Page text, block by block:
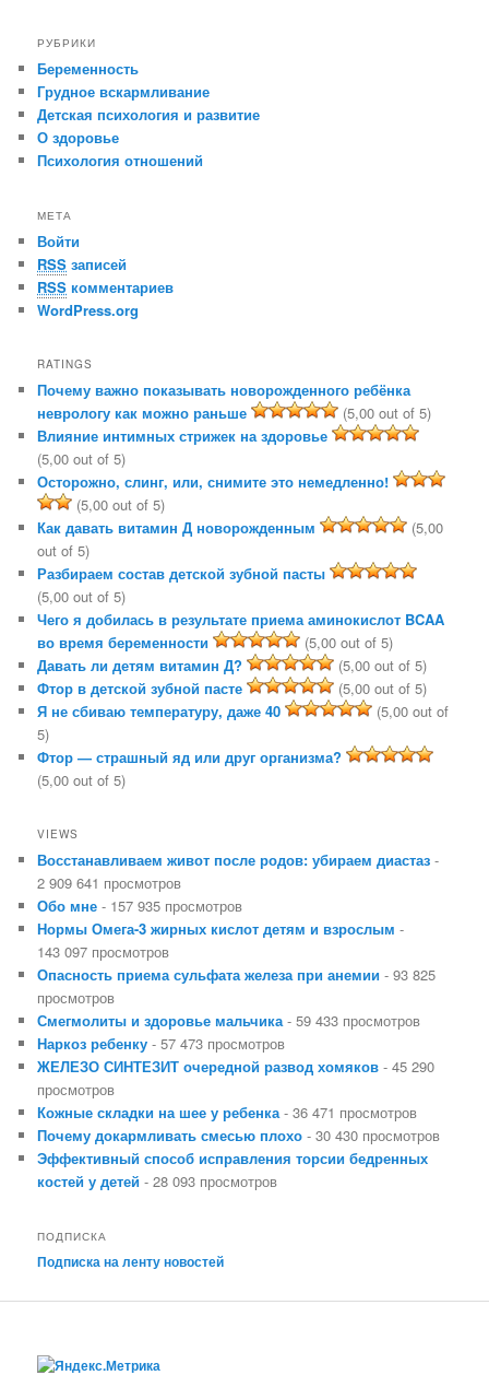
РУБРИКИ
Беременность
Грудное вскармливание
Детская психология и развитие
О здоровье
Психология отношений
МЕТА
Войти
RSS записей
RSS комментариев
WordPress.org
RATINGS
Почему важно показывать новорожденного ребёнка
неврологу как можно раньше
(5,00 out of 5)
Влияние интимных стрижек на здоровье
(5,00 out of 5)
Осторожно, слинг, или, снимите это немедленно!
(5,00 out of 5)
Как давать витамин Д новорожденным
(5,00
out of 5)
Разбираем состав детской зубной пасты
(5,00 out of 5)
Чего я добилась в результате приема аминокислот BCAA
во время беременности
(5,00 out of 5)
Давать ли детям витамин Д?
(5,00 out of 5)
Фтор в детской зубной пасте
(5,00 out of 5)
Я не сбиваю температуру, даже 40
(5,00 out of
5)
Фтор — страшный яд или друг организма?
(5,00 out of 5)
VIEWS
Восстанавливаем живот после родов: убираем диастаз -
2 909 641 просмотров
Обо мне - 157 935 просмотров
Нормы Омега-3 жирных кислот детям и взрослым -
143 097 просмотров
Опасность приема сульфата железа при анемии - 93 825
просмотров
Смегмолиты и здоровье мальчика- 59 433 просмотров
Наркоз ребенку - 57 473 просмотров
ЖЕЛЕЗО СИНТЕЗИТ очередной развод хомяков - 45 290
просмотров
Кожные складки на шее у ребенка- 36 471 просмотров
Почему докармливать смесью плохо - 30 430 просмотров
Эффективный способ исправления торсии бедренных
костей у детей - 28 093 просмотров
ПОДПИСКА
Подписка на ленту новостей